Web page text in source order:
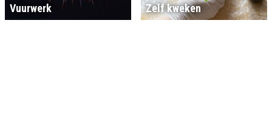
Vuurwerk Zelf kweken